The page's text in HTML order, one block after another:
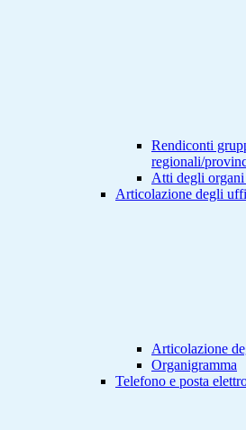
Rendiconti
regionali/
Atti degli
Articolazione degli
Articolazione
Organigramma
Telefono e posta